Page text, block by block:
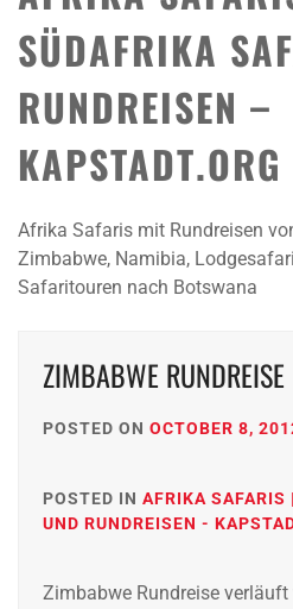
SÜDAFRIKA
RUNDREISEN –
KAPSTADT.ORG
Afrika Safaris mit Rundreisen
Zimbabwe, Namibia,
Safaritouren nach Botswana
ZIMBABWE RUNDREISE
POSTED ON OCTOBER 8,
POSTED IN AFRIKA SAFARIS
UND RUNDREISEN -
Zimbabwe Rundreise